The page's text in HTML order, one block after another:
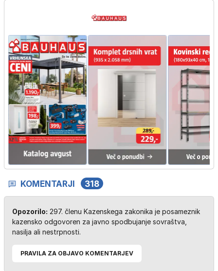
KOMENTARJI 318
Opozorilo: 297. členu Kazenskega zakonika je posameznik
kazensko odgovoren za javno spodbujanje sovraštva,
nasilja ali nestrpnosti.
PRAVILA ZA OBJAVO KOMENTARJEV